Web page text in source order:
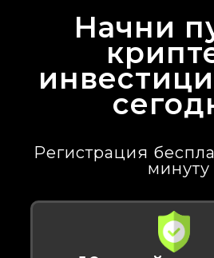
Начни
Регистрация
минуту